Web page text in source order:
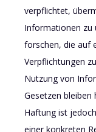
verpflichtet,
Informationen zu
forschen, die auf
Verpflichtungen
Nutzung von
Gesetzen bleiben
Haftung ist
einer konkreten